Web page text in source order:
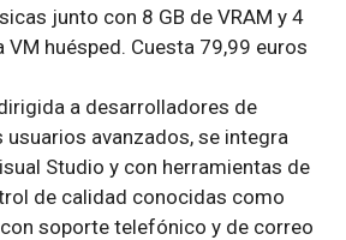
junto con 8 GB de VRAM y 4
VM huésped. Cuesta 79,99 euros
a desarrolladores de
avanzados, se integra
Studio y con herramientas de
de calidad conocidas como
soporte telefónico y de correo